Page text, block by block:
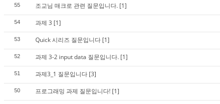
55 조교님 매크로 관련 질문입니다. [1]
54 과제 3 [1]
53 Quick 시리즈 질문입니다 [1]
52 과제 3-2 input data 질문입니다. [1]
51 과제3_1 질문입니다 [3]
50 프로그래밍 과제 질문입니다! [1]